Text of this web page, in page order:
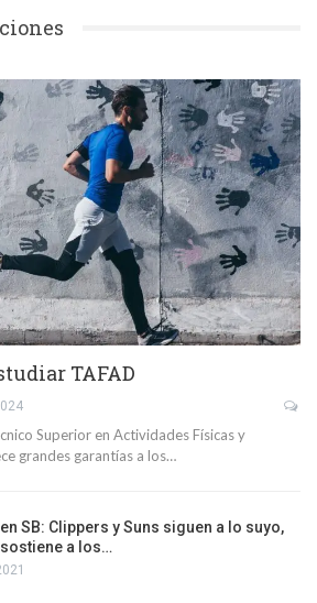
TAFAD
Superior en Actividades Físicas y
grandes garantías a los…
SB: Clippers y Suns siguen a lo suyo,
sostiene a los…